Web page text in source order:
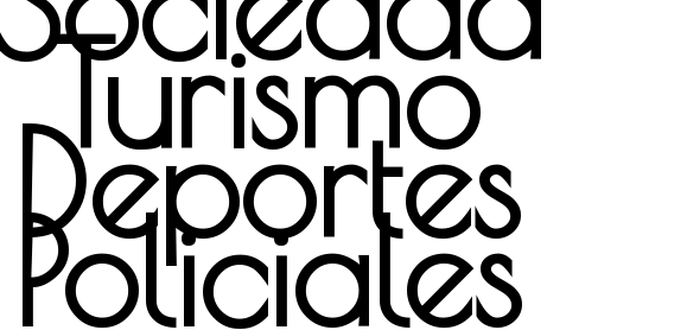
Turismo
Deportes
Policiales